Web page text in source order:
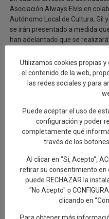
Asociación Always Elvis en
Autónomo Local de Cultura, Gil
se irán presentado a medida
han adelantado que se
Música.
Horario de las Bibliotecas en
Por otro lado, Carlos Gil
5 de julio y hasta el próximo 3
Municipal José Hierro abrirá de
horas y de 17:00 a 20:30 horas
12, 13, 19, 20, 26 y 27 de
los exámenes en la Biblioteca
La Biblioteca Municipal Niveiro-
viernes de 09:00 a 15:00 horas
a jueves. En lo que respecta a
Utilizamos cookies propias
el contenido de la web,
las redes sociales y para
Puede aceptar el uso de
configuración y poder
completamente qué
través de los
Al clicar en "Sí, Acepto",
retirar su consentimiento
puede RECHAZAR la
“No Acepto" o
clicando en